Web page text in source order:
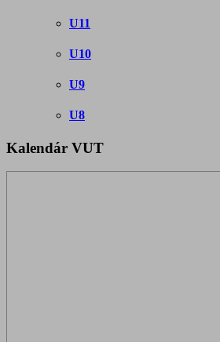
U11
U10
U9
U8
Kalendár VUT